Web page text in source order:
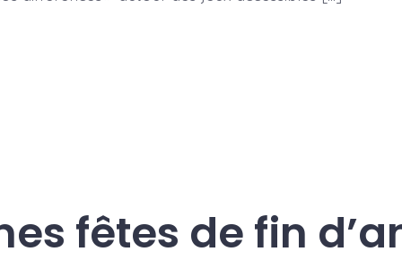
fêtes de fin